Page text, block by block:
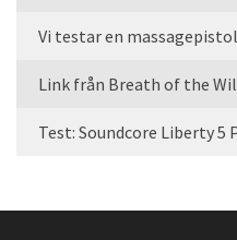
Vi testar en
Link från Breath of the
Test: Soundcore Liberty 5